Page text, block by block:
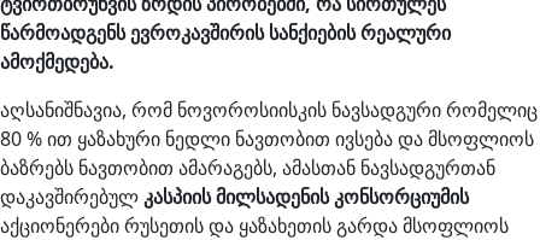
წარმოადგენს ევროკავშირის სანქიების რეალური
ამოქმედება.
აღსანიშნავია, რომ ნოვოროსიისკის ნავსადგური რომელიც
80 % ით ყაზახური ნედლი ნავთობით ივსება და მსოფლიოს
ბაზრებს ნავთობით ამარაგებს, ამასთან ნავსადგურთან
დაკავშირებულკასპიის მილსადენის კონსორციუმის
აქციონერები რუსეთის და ყაზახეთის გარდა მსოფლიოს